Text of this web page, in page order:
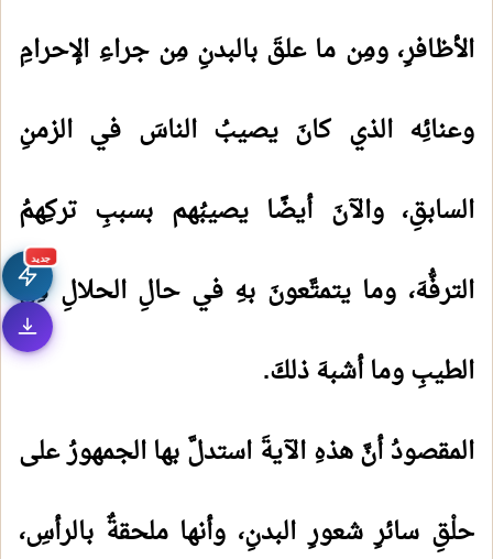
جديد
الأظافرِ، ومِن ما علقَ بالبدنِ مِن جراءِ الإحرامِ
وعنائِه الذي كانَ يصيبُ الناسَ في الزمنِ
السابقِ، والآنَ أيضًا يصيبُهم بسببِ تركِهمُ
الترفُّهَ، وما يتمتَّعونَ بهِ في حالِ الحلالِ مِنَ
الطيبِ وما أشبهَ ذلكَ.
المقصودُ أنَّ هذهِ الآيةَ استدلَّ بها الجمهورُ على
حلْقِ سائرِ شعورِ البدنِ، وأنها ملحقةٌ بالرأسِ،